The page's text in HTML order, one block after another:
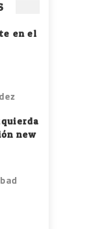
en el
new